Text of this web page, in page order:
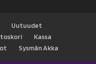
Uutuudet
Kassa
Sysmän Akka